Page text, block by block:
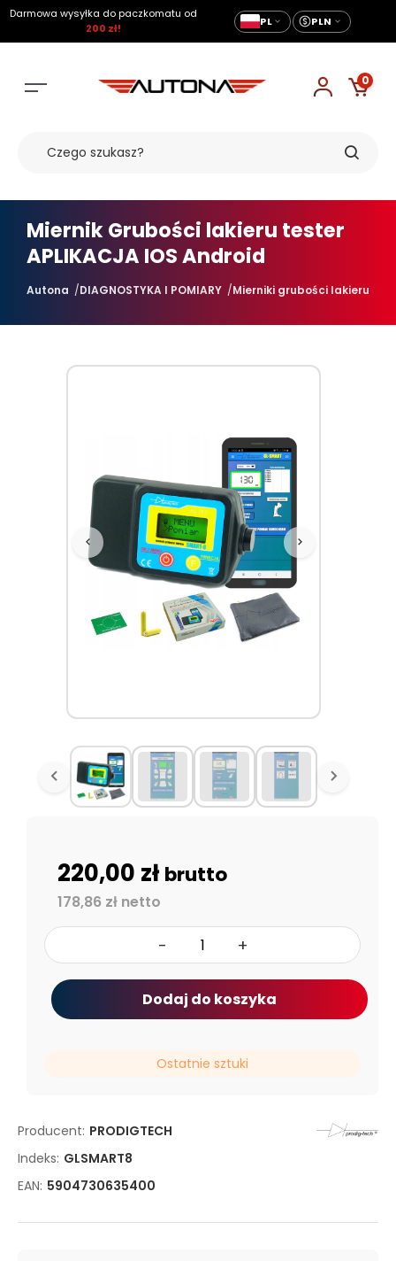
Darmowa wysyłka do paczkomatu od
200 zł!
PL PLN
0
Miernik Grubości lakieru tester
APLIKACJA IOS Android
Autona DIAGNOSTYKA I POMIARY Mierniki grubości lakieru
Producent: PRODIGTECH
Indeks: GLSMART8
EAN: 5904730635400
220,00 złbrutto
178,86 zł netto
- +
Dodaj do koszyka
Ostatnie sztuki